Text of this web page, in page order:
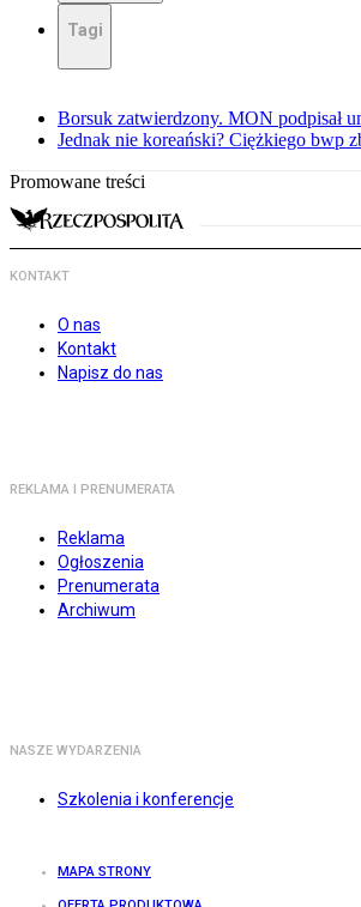
Tagi
Borsuk zatwierdzony. MON podpisał
Jednak nie koreański? Ciężkiego bwp
Promowane treści
KONTAKT
O nas
Kontakt
Napisz do nas
REKLAMA I PRENUMERATA
Reklama
Ogłoszenia
Prenumerata
Archiwum
NASZE WYDARZENIA
Szkolenia i konferencje
MAPA STRONY